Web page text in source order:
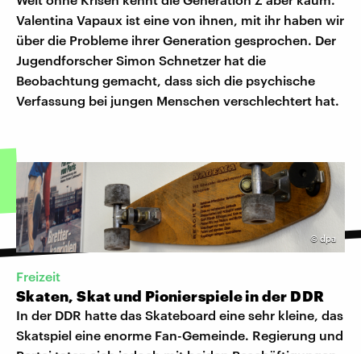
Valentina Vapaux ist eine von ihnen, mit ihr haben wir
über die Probleme ihrer Generation gesprochen. Der
Jugendforscher Simon Schnetzer hat die
Beobachtung gemacht, dass sich die psychische
Verfassung bei jungen Menschen verschlechtert hat.
© dpa
Freizeit
Skaten, Skat und Pionierspiele in der DDR
In der DDR hatte das Skateboard eine sehr kleine, das
Skatspiel eine enorme Fan-Gemeinde. Regierung und